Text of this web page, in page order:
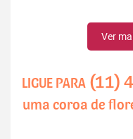
Ver
LIGUE PARA (11)
uma coroa de